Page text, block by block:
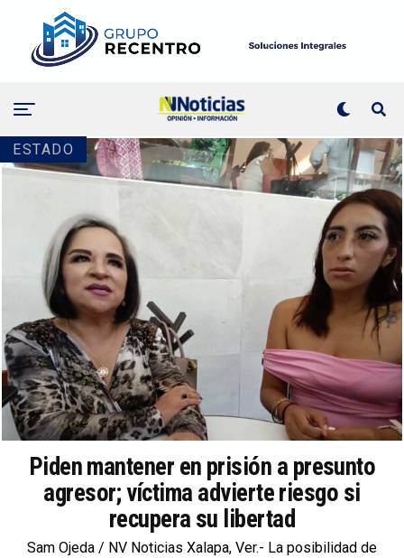
ESTADO
Piden mantener en prisión a presunto
agresor; víctima advierte riesgo si
recupera su libertad
Sam Ojeda / NV Noticias Xalapa, Ver.- La posibilidad de